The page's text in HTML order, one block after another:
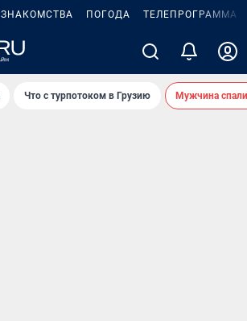
ЗНАКОМСТВА ПОГОДА ТЕЛЕПРОГРАММА
Что с турпотоком в Грузию Мужчина